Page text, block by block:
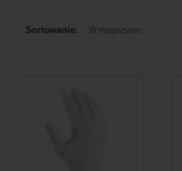
Sortowanie: W magazynie